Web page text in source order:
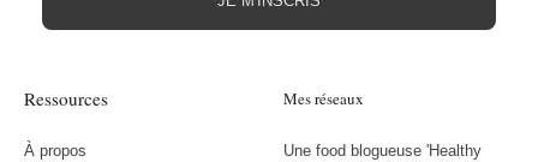
Ressources
À propos
Mes réseaux
Une food blogueuse 'Healthy